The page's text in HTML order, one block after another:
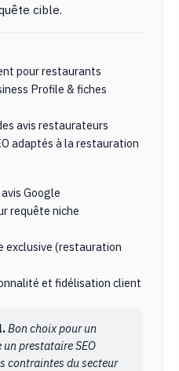
cible.
pour restaurants
Profile & fiches
avis restaurateurs
adaptés à la restauration
Google
requête niche
exclusive (restauration
et fidélisation client
Bon choix pour un
prestataire SEO
contraintes du secteur